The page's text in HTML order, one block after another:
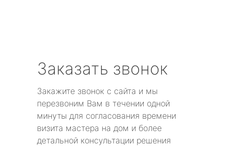
Заказать звонок
Закажите звонок с сайта и мы
перезвоним Вам в течении одной
минуты для согласования времени
визита мастера на дом и более
детальной консультации решения